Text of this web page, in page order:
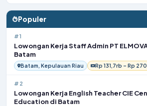
Populer
#1
Lowongan Kerja Staff Admin PT
Batam
Batam, Kepulauan Riau Rp 131,7rb – Rp
#2
Lowongan Kerja English Teacher CIE
Education di Batam